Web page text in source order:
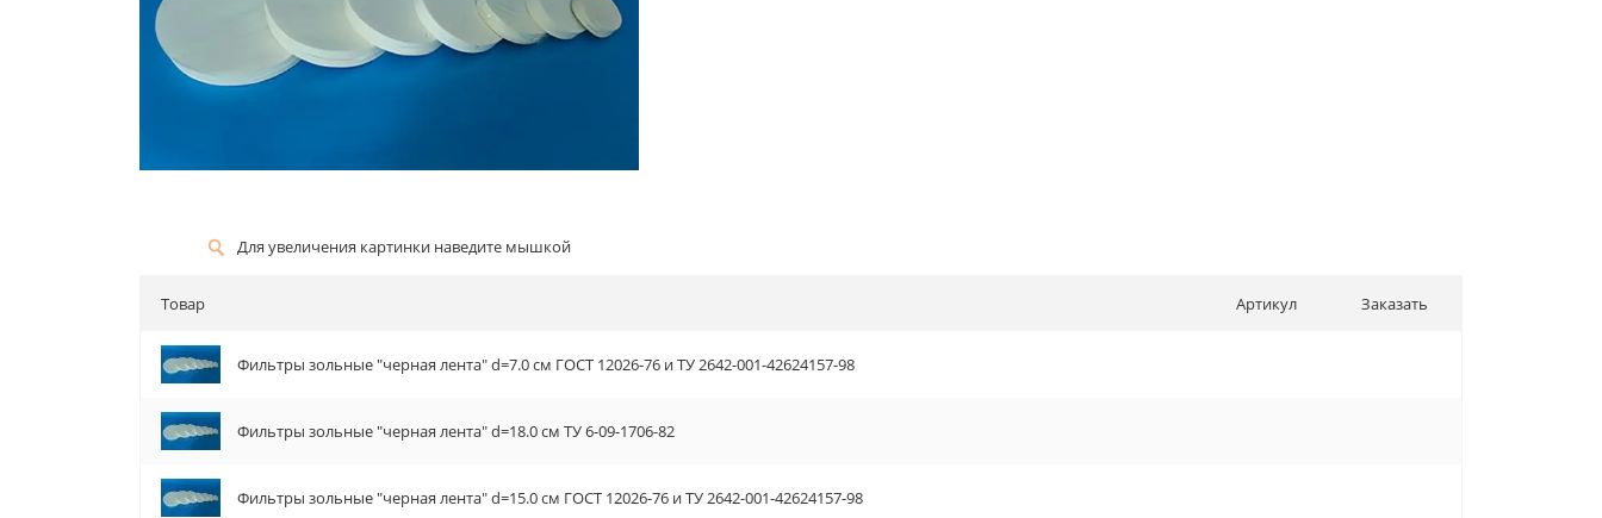
Для увеличения картинки наведите мышкой
Товар Артикул Заказать
Фильтры зольные "черная лента" d=7.0 см ГОСТ 12026-76 и ТУ 2642-001-42624157-98
Фильтры зольные "черная лента" d=18.0 см ТУ 6-09-1706-82
Фильтры зольные "черная лента" d=15.0 см ГОСТ 12026-76 и ТУ 2642-001-42624157-98